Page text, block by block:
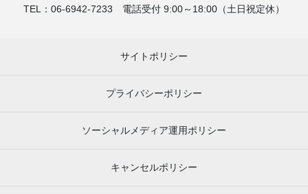
TEL：06-6942-7233 電話受付 9:00～18:00（土日祝定休）
サイトポリシー
プライバシーポリシー
ソーシャルメディア運用ポリシー
キャンセルポリシー